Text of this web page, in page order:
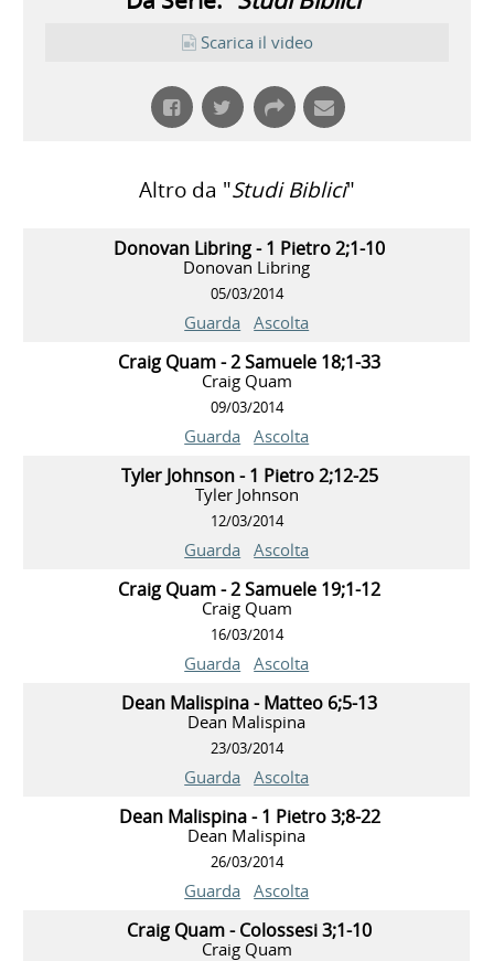
Scarica il video
Altro da "Studi Biblici"
Donovan Libring - 1 Pietro 2;1-10
Donovan Libring
05/03/2014
Guarda Ascolta
Craig Quam - 2 Samuele 18;1-33
Craig Quam
09/03/2014
Guarda Ascolta
Tyler Johnson - 1 Pietro 2;12-25
Tyler Johnson
12/03/2014
Guarda Ascolta
Craig Quam - 2 Samuele 19;1-12
Craig Quam
16/03/2014
Guarda Ascolta
Dean Malispina - Matteo 6;5-13
Dean Malispina
23/03/2014
Guarda Ascolta
Dean Malispina - 1 Pietro 3;8-22
Dean Malispina
26/03/2014
Guarda Ascolta
Craig Quam - Colossesi 3;1-10
Craig Quam